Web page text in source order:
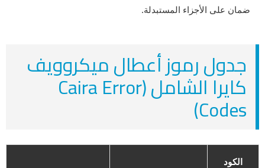
ضمان على الأجزاء المستبدلة.
جدول رموز أعطال ميكروويف
كايرا الشامل (Caira Error
Codes)
الكود